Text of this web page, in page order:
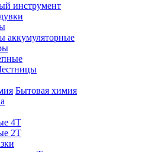
инструмент
аккумуляторные
Бытовая химия
4Т
2Т